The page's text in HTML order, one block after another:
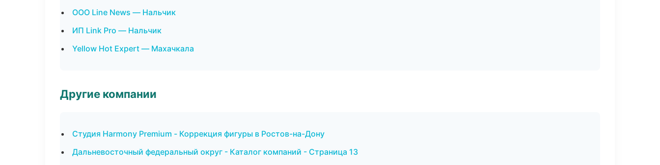
ООО Line News — Нальчик
ИП Link Pro — Нальчик
Yellow Hot Expert — Махачкала
Другие компании
Студия Harmony Premium - Коррекция фигуры в Ростов-на-Дону
Дальневосточный федеральный округ - Каталог компаний - Страница 13